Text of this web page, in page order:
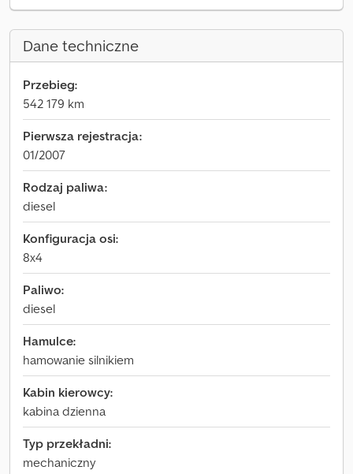
Dane techniczne
Przebieg:
542 179 km
Pierwsza rejestracja:
01/2007
Rodzaj paliwa:
diesel
Konfiguracja osi:
8x4
Paliwo:
diesel
Hamulce:
hamowanie silnikiem
Kabin kierowcy:
kabina dzienna
Typ przekładni:
mechaniczny